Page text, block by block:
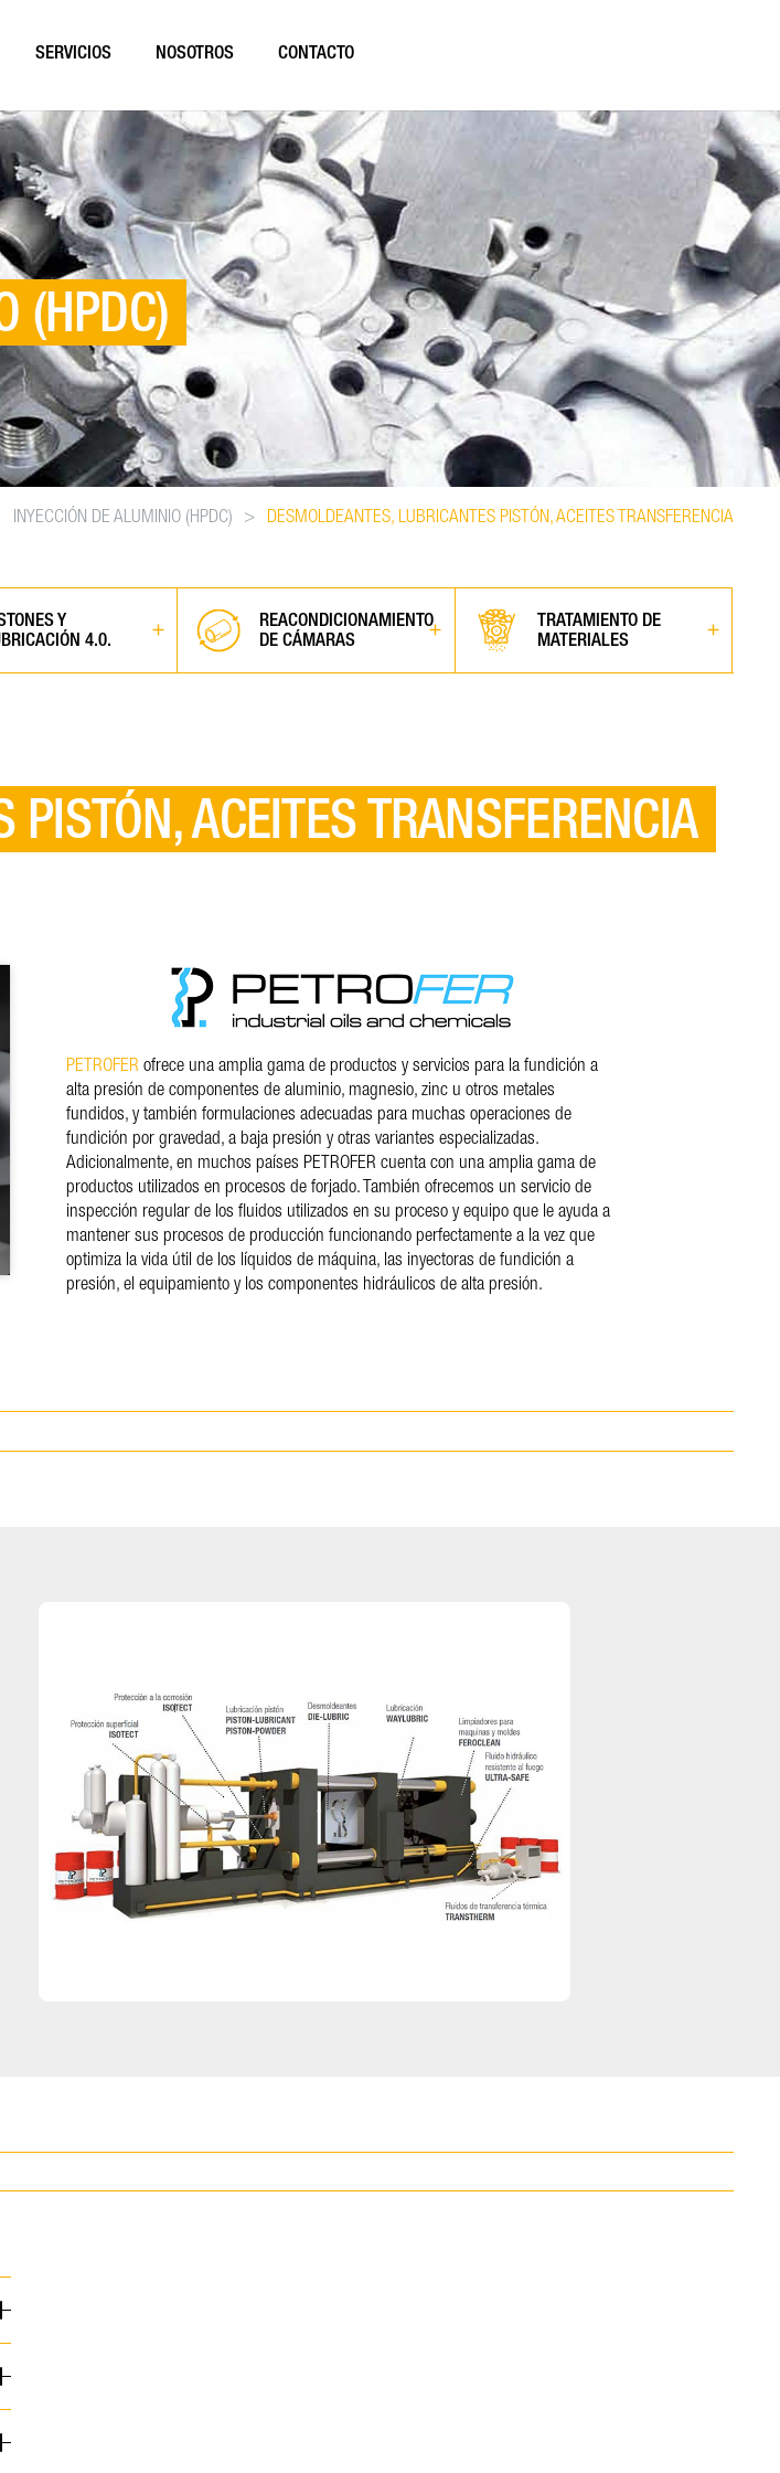
SERVICIOS NOSOTROS CONTACTO
(HPDC)
INYECCIÓN DE ALUMINIO (HPDC) > DESMOLDEANTES, LUBRICANTES PISTÓN, ACEITES TRANSFERENCIA
Y
4.0.
REACONDICIONAMIENTO
DE CÁMARAS
TRATAMIENTO DE
MATERIALES
ACEITES TRANSFERENCIA
PETROFER ofrece una amplia gama de productos y servicios para la fundición a
alta presión de componentes de aluminio, magnesio, zinc u otros metales
fundidos, y también formulaciones adecuadas para muchas operaciones de
fundición por gravedad, a baja presión y otras variantes especializadas.
Adicionalmente, en muchos países PETROFER cuenta con una amplia gama de
productos utilizados en procesos de forjado. También ofrecemos un servicio de
inspección regular de los fluidos utilizados en su proceso y equipo que le ayuda a
mantener sus procesos de producción funcionando perfectamente a la vez que
optimiza la vida útil de los líquidos de máquina, las inyectoras de fundición a
presión, el equipamiento y los componentes hidráulicos de alta presión.